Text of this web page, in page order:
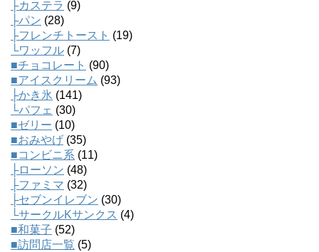
├カステラ (9)
├パン (28)
├フレンチトースト (19)
└ワッフル (7)
■チョコレート (90)
■アイスクリーム (93)
├かき氷 (141)
└パフェ (30)
■ゼリー (10)
■おみやげ (35)
■コンビニ系 (11)
├ローソン (48)
├ファミマ (32)
├セブンイレブン (30)
└サークルKサンクス (4)
■和菓子 (52)
■訪問店一覧 (5)